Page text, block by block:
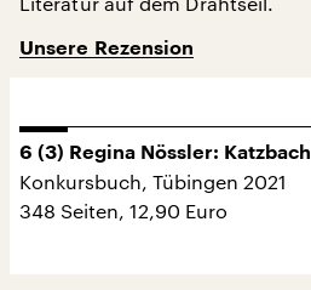
Unsere Rezension
6 (3) Regina Nössler: Katzbach
Konkursbuch, Tübingen 2021
348 Seiten, 12,90 Euro